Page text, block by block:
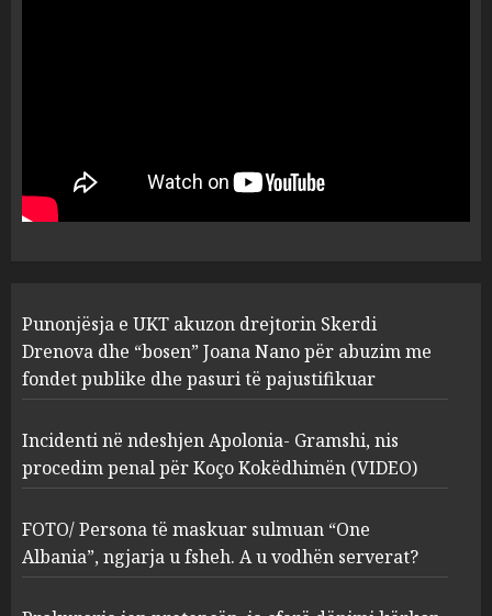
1
“bosen” Joana Nano për
abuzim me fondet publike dhe
pasuri të pajustifikuar
2
Apolonia- Gramshi, nis
procedim penal për Koço
Kokëdhimën (VIDEO)
MARCH 27, 2025
3
FOTO/ Persona të maskuar
sulmuan “One Albania”,
ngjarja u fsheh. A u vodhën
serverat?
MARCH 25, 2025
Punonjësja e UKT akuzon drejtorin Skerdi
Drenova dhe “bosen” Joana Nano për abuzim me
fondet publike dhe pasuri të pajustifikuar
Incidenti në ndeshjen Apolonia- Gramshi, nis
procedim penal për Koço Kokëdhimën (VIDEO)
FOTO/ Persona të maskuar sulmuan “One
Albania”, ngjarja u fsheh. A u vodhën serverat?